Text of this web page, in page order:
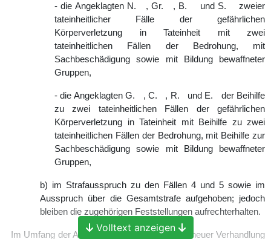
- die Angeklagten N. , Gr. , B. und S. zweier
tateinheitlicher Fälle der gefährlichen
Körperverletzung in Tateinheit mit zwei
tateinheitlichen Fällen der Bedrohung, mit
Sachbeschädigung sowie mit Bildung bewaffneter
Gruppen,
- die Angeklagten G. , C. , R. und E. der Beihilfe
zu zwei tateinheitlichen Fällen der gefährlichen
Körperverletzung in Tateinheit mit Beihilfe zu zwei
tateinheitlichen Fällen der Bedrohung, mit Beihilfe zur
Sachbeschädigung sowie mit Bildung bewaffneter
Gruppen,
b) im Strafausspruch zu den Fällen 4 und 5 sowie im
Ausspruch über die Gesamtstrafe aufgehoben; jedoch
bleiben die zugehörigen Feststellungen aufrechterhalten.
Im Umfang der Aufhebung wird die Sache zu neuer Verhandlung
Volltext anzeigen